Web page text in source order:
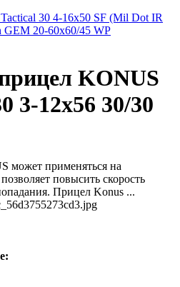
30 4-16x50 SF (Mil Dot IR
GEM 20-60x60/45 WP
KONUS
3-12x56 30/30
может применяться на
повысить скорость
Прицел Konus ...